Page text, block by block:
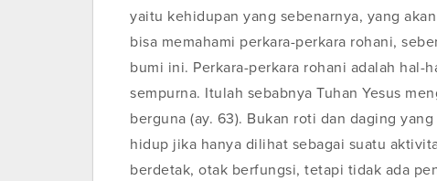
yaitu kehidupan yang sebenarnya, yang
bisa memahami perkara-perkara rohani,
bumi ini. Perkara-perkara rohani adalah hal-
sempurna. Itulah sebabnya Tuhan Yesus
berguna (ay. 63). Bukan roti dan daging
hidup jika hanya dilihat sebagai suatu
berdetak, otak berfungsi, tetapi tidak ada